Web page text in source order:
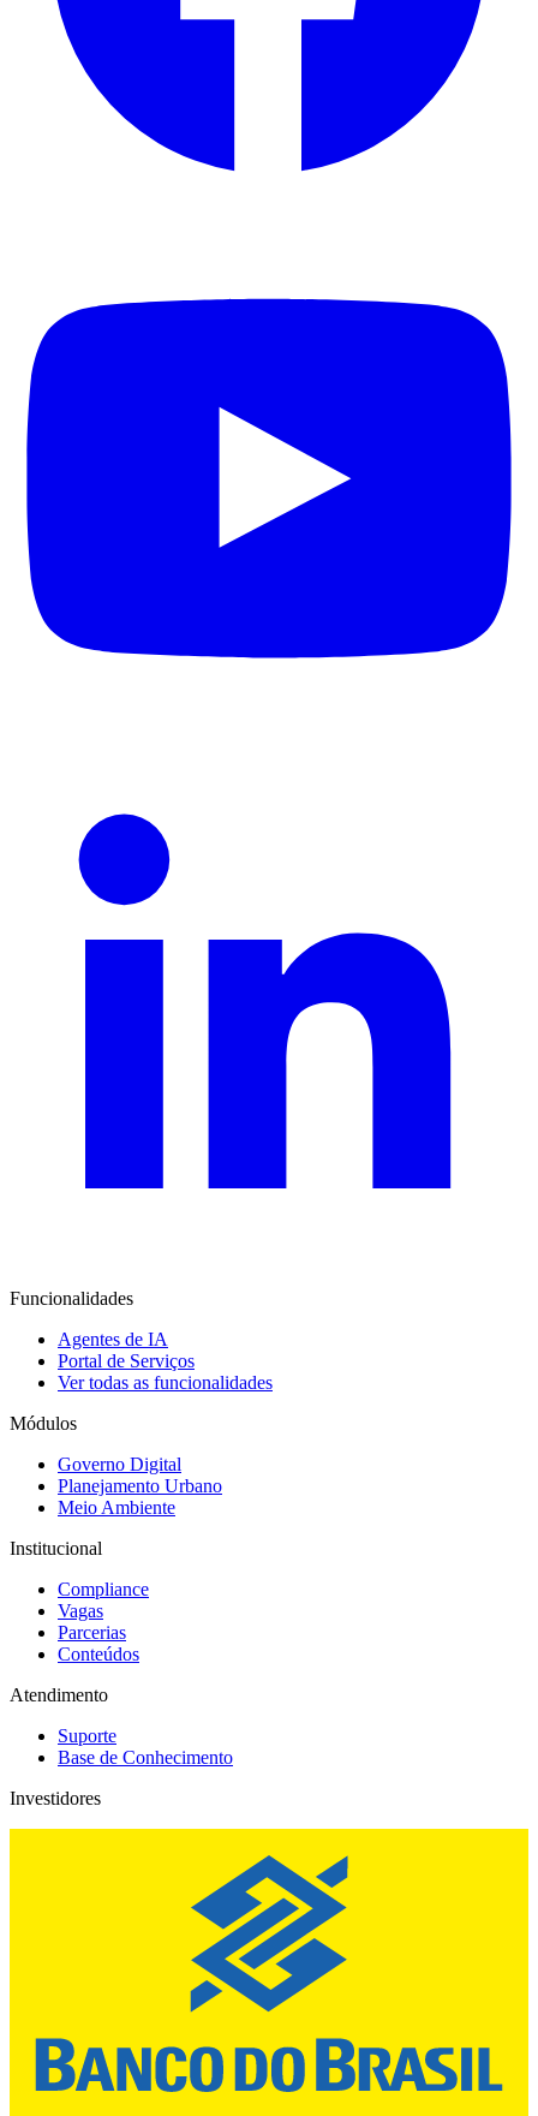
Funcionalidades
Agentes de IA
Portal de Serviços
Ver todas as funcionalidades
Módulos
Governo Digital
Planejamento Urbano
Meio Ambiente
Institucional
Compliance
Vagas
Parcerias
Conteúdos
Atendimento
Suporte
Base de Conhecimento
Investidores